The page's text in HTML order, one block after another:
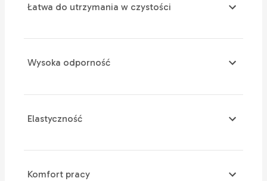
Łatwa do utrzymania w czystości
Wysoka odporność
Elastyczność
Komfort pracy